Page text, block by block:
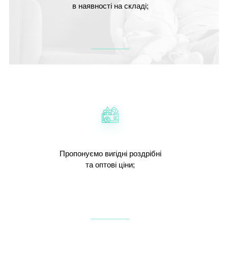
в наявності на складі;
Пропонуємо вигідні роздрібні
та оптові ціни;